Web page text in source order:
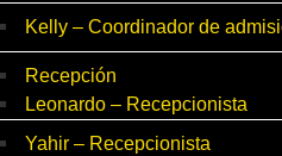
Kelly – Coordinador de
Recepción
Leonardo – Recepcionista
Yahir – Recepcionista